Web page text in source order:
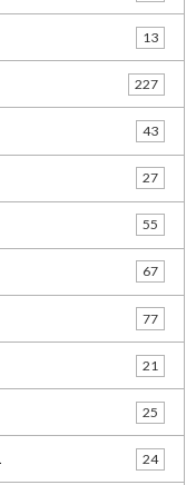
13
227
43
27
55
67
77
21
25
24